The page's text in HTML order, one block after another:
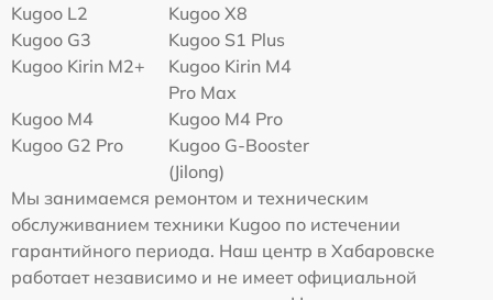
Kugoo L2
Kugoo X8
Kugoo G3
Kugoo S1 Plus
Kugoo Kirin M2+
Kugoo Kirin M4
Pro Max
Kugoo M4
Kugoo M4 Pro
Kugoo G2 Pro
Kugoo G-Booster
(Jilong)
Мы занимаемся ремонтом и техническим
обслуживанием техники Kugoo по истечении
гарантийного периода. Наш центр в Хабаровске
работает независимо и не имеет официальной